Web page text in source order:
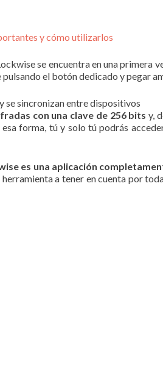
y cómo utilizarlos
se encuentra en una primera
el botón dedicado y pegar
se sincronizan entre dispositivos
con una clave de 256 bits y,
forma, tú y solo tú podrás
es una aplicación
a tener en cuenta por